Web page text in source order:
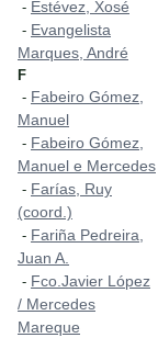
- Estévez, Xosé
- Evangelista
Marques, André
F
- Fabeiro Gómez,
Manuel
- Fabeiro Gómez,
Manuel e Mercedes
- Farías, Ruy
(coord.)
- Fariña Pedreira,
Juan A.
- Fco.Javier López
/ Mercedes
Mareque